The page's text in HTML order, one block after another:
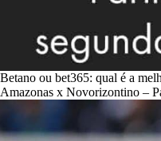
Betano ou bet365: qual é a
Amazonas x Novorizontino –